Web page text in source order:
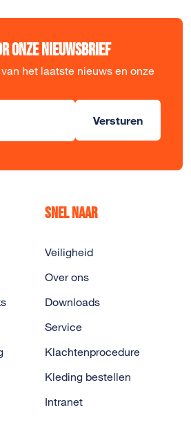
onze nieuwsbrief
het laatste nieuws en onze
Versturen
Snel naar
Veiligheid
Over ons
Downloads
Service
Klachtenprocedure
Kleding bestellen
Intranet